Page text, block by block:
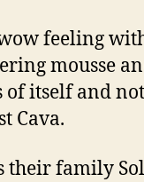
feeling
mousse
of itself and not
Cava.
their family